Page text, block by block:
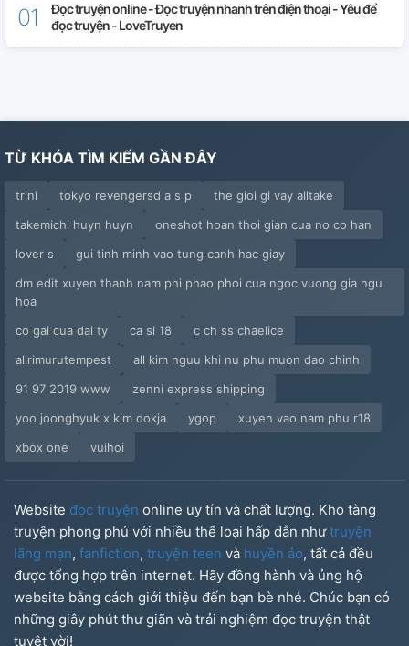
Đọc truyện online - Đọc truyện nhanh trên điện thoại - Yêu để
đọc truyện - LoveTruyen
TỪ KHÓA TÌM KIẾM GẦN ĐÂY
trini tokyo revengersd a s p
the gioi gi vay alltake
takemichi huyn huyn
oneshot hoan thoi gian cua no co han
lover s
gui tinh minh vao tung canh hac giay
dm edit xuyen thanh nam phi phao phoi cua ngoc vuong gia ngu
hoa
co gai cua dai ty
ca si 18
c ch ss chaelice
allrimurutempest
all kim nguu khi nu phu muon dao chinh
91 97 2019 www
zenni express shipping
yoo joonghyuk x kim dokja
ygop
xuyen vao nam phu r18
xbox one
vuihoi
Website đọc truyện online uy tín và chất lượng. Kho tàng
truyện phong phú với nhiều thể loại hấp dẫn nhưtruyện
lãng mạn, fanfiction, truyện teen và huyền ảo, tất cả đều
được tổng hợp trên internet. Hãy đồng hành và ủng hộ
website bằng cách giới thiệu đến bạn bè nhé. Chúc bạn có
những giây phút thư giãn và trải nghiệm đọc truyện thật
tuyệt vời!